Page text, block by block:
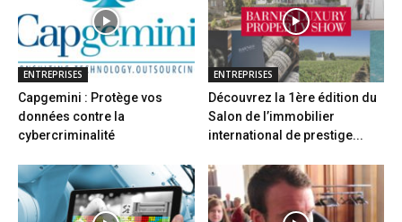
ENTREPRISES
Capgemini : Protège vos
données contre la
cybercriminalité
ENTREPRISES
Découvrez la 1ère édition du
Salon de l’immobilier
international de prestige...